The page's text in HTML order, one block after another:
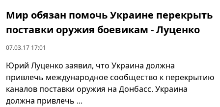
Мир обязан помочь Украине перекрыть
поставки оружия боевикам - Луценко
07.03.17 17:01
Юрий Луценко заявил, что Украина должна
привлечь международное сообщество к перекрытию
каналов поставки оружия на Донбасс. Украина
должна привлечь ...